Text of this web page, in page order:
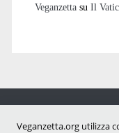
Veganzettasu Il
Notizie
Veganzetta.org utilizza